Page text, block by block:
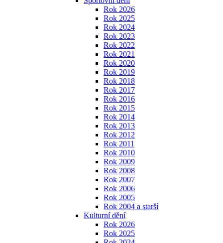
Rok 2026
Rok 2025
Rok 2024
Rok 2023
Rok 2022
Rok 2021
Rok 2020
Rok 2019
Rok 2018
Rok 2017
Rok 2016
Rok 2015
Rok 2014
Rok 2013
Rok 2012
Rok 2011
Rok 2010
Rok 2009
Rok 2008
Rok 2007
Rok 2006
Rok 2005
Rok 2004 a starší
Kulturní dění
Rok 2026
Rok 2025